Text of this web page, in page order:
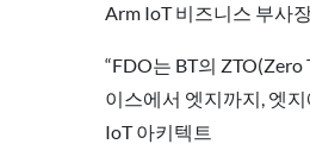
Arm IoT 비즈니스 부사
“FDO는 BT의
이스에서 엣지까지, 엣
IoT 아키텍트